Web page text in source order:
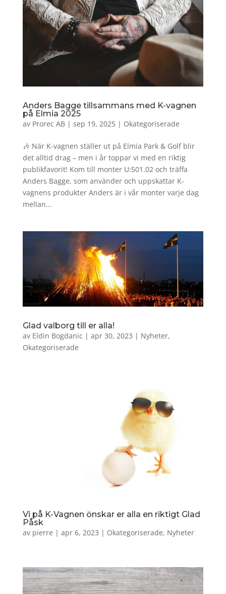
Anders Bagge tillsammans med K-vagnen
på Elmia 2025
av Prorec AB| sep 19, 2025| Okategoriserade
🎶 När K-vagnen ställer ut på Elmia Park & Golf blir
det alltid drag – men i år toppar vi med en riktig
publikfavorit! Kom till monter U:501.02 och träffa
Anders Bagge, som använder och uppskattar K-
vagnens produkter Anders är i vår monter varje dag
mellan...
Glad valborg till er alla!
av Eldin Bogdanic | apr 30, 2023 | Nyheter,
Okategoriserade
Vi på K-Vagnen önskar er alla en riktigt Glad
Påsk
av pierre | apr 6, 2023 | Okategoriserade, Nyheter